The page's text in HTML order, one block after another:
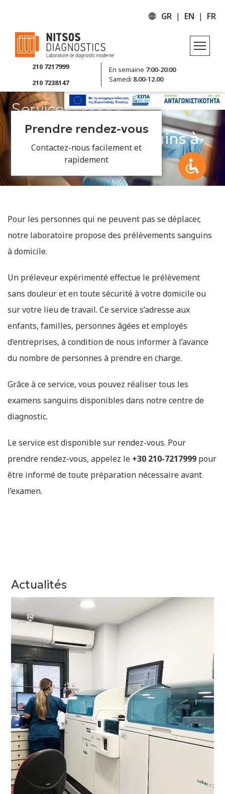
GR EN FR
210 7217999
210 7238147
En semaine 7:00-20:00
Samedi 8.00-12.00
Prendre rendez-vous
Contactez-nous facilement et
rapidement
Services
Prélèvements sanguins à
domicile
Pour les personnes qui ne peuvent pas se déplacer,
notre laboratoire propose des prélèvements sanguins
à domicile.
Un préleveur expérimenté effectue le prélèvement
sans douleur et en toute sécurité à votre domicile ou
sur votre lieu de travail. Ce service s’adresse aux
enfants, familles, personnes âgées et employés
d’entreprises, à condition de nous informer à l’avance
du nombre de personnes à prendre en charge.
Grâce à ce service, vous pouvez réaliser tous les
examens sanguins disponibles dans notre centre de
diagnostic.
Le service est disponible sur rendez-vous. Pour
prendre rendez-vous, appelez le +30 210-7217999 pour
être informé de toute préparation nécessaire avant
l’examen.
Actualités